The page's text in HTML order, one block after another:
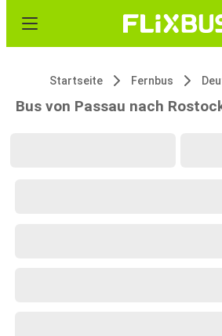
Startseite Fernbus
Bus von Passau nach